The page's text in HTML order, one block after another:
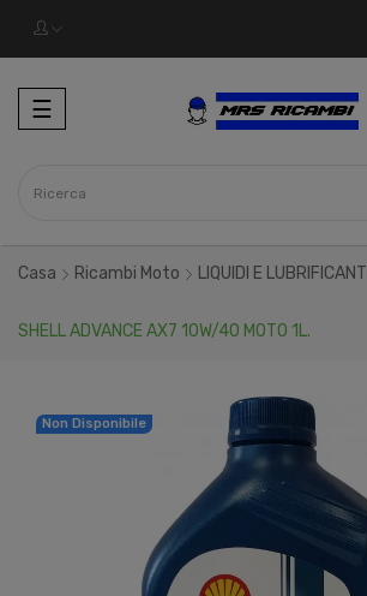
navigazione
Toggle
☰
Casa Ricambi Moto LIQUIDI E LUBRIFICANTI
SHELL ADVANCE AX7 10W/40 MOTO 1L.
Non Disponibile